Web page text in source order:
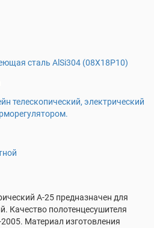
сталь AlSi304 (08Х18Р10)
телескопический, электрический
А-25 предназначен для
Качество полотенцесушителя
Материал изготовления